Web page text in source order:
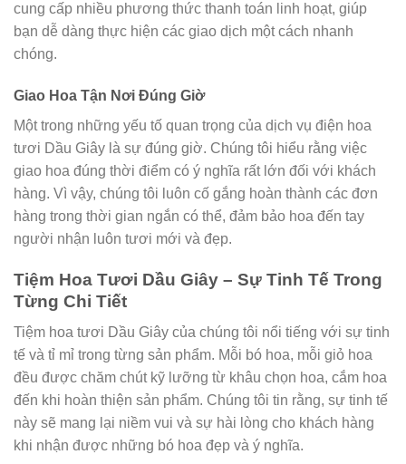
cung cấp nhiều phương thức thanh toán linh hoạt, giúp
bạn dễ dàng thực hiện các giao dịch một cách nhanh
chóng.
Giao Hoa Tận Nơi Đúng Giờ
Một trong những yếu tố quan trọng của dịch vụ điện hoa
tươi Dầu Giây là sự đúng giờ. Chúng tôi hiểu rằng việc
giao hoa đúng thời điểm có ý nghĩa rất lớn đối với khách
hàng. Vì vậy, chúng tôi luôn cố gắng hoàn thành các đơn
hàng trong thời gian ngắn có thể, đảm bảo hoa đến tay
người nhận luôn tươi mới và đẹp.
Tiệm Hoa Tươi Dầu Giây – Sự Tinh Tế Trong
Từng Chi Tiết
Tiệm hoa tươi Dầu Giây của chúng tôi nổi tiếng với sự tinh
tế và tỉ mỉ trong từng sản phẩm. Mỗi bó hoa, mỗi giỏ hoa
đều được chăm chút kỹ lưỡng từ khâu chọn hoa, cắm hoa
đến khi hoàn thiện sản phẩm. Chúng tôi tin rằng, sự tinh tế
này sẽ mang lại niềm vui và sự hài lòng cho khách hàng
khi nhận được những bó hoa đẹp và ý nghĩa.